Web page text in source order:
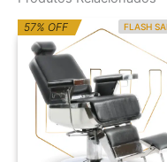
FLASH
57% OFF O
preço
original
era:
1.423,23€.
O
preço
atual
é:
609,99€.